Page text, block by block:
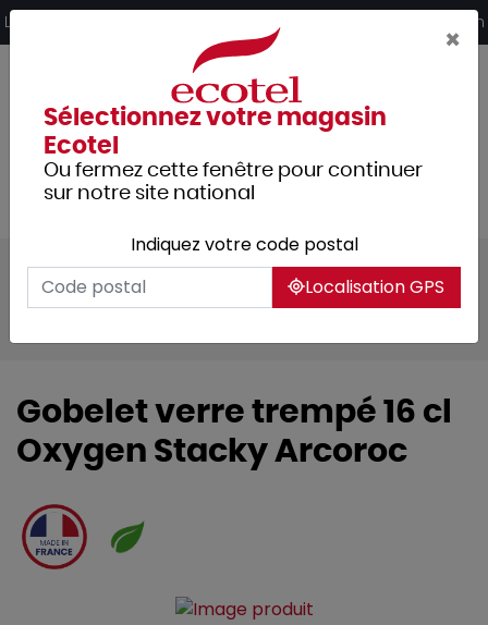
Livraison offerte dès 249€ HT d’achat et retrait 2h en magasin
Tous les produits
Arts de la table
Verrerie
Gobelets de table
Gobelet verre trempé 16 cl
Oxygen Stacky Arcoroc
×
Sélectionnez votre magasin
Ecotel
Ou fermez cette fenêtre pour continuer
sur notre site national
Indiquez votre code postal
Localisation GPS
Panneau de gestion des cookies